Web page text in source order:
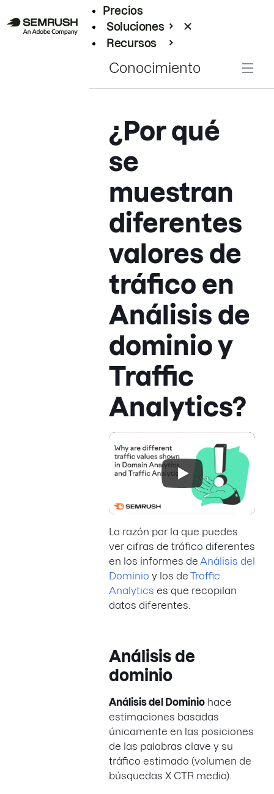
Precios
Soluciones
Recursos
Conocimiento
¿Por qué
se
muestran
diferentes
valores de
tráfico en
Análisis de
dominio y
Traffic
Analytics?
La razón por la que puedes
ver cifras de tráfico diferentes
en los informes de Análisis del
Dominio y los de Traffic
Analytics es que recopilan
datos diferentes.
Análisis de
dominio
Análisis del Dominio hace
estimaciones basadas
únicamente en las posiciones
de las palabras clave y su
tráfico estimado (volumen de
búsquedas X CTR medio).